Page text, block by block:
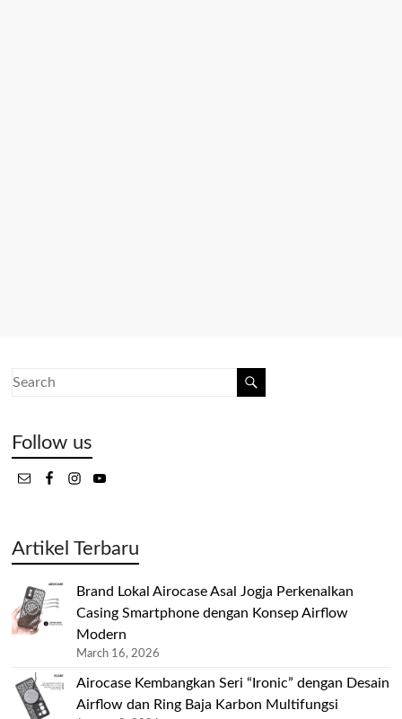
Follow us
Artikel Terbaru
Brand Lokal Airocase Asal Jogja Perkenalkan
Casing Smartphone dengan Konsep Airflow
Modern
March 16, 2026
Airocase Kembangkan Seri “Ironic” dengan Desain
Airflow dan Ring Baja Karbon Multifungsi